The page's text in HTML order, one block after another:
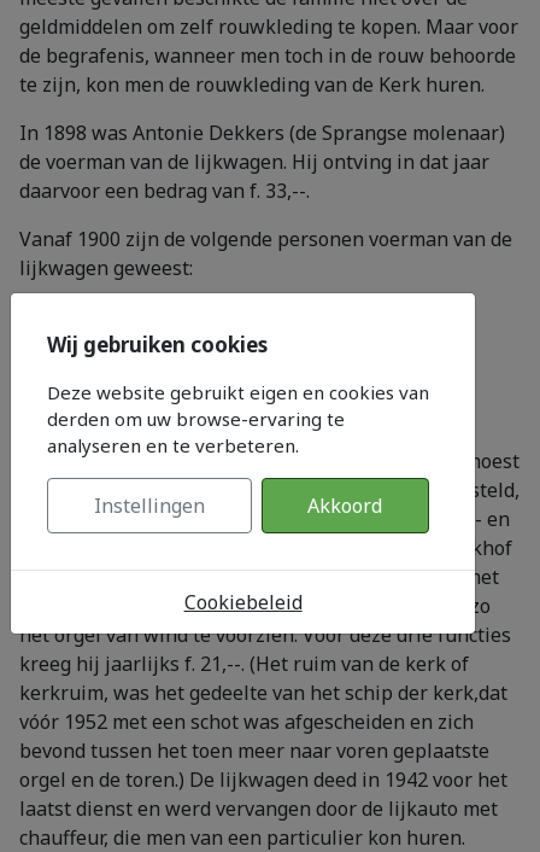
geldmiddelen om zelf rouwkleding te kopen. Maar voor
de begrafenis, wanneer men toch in de rouw behoorde
te zijn, kon men de rouwkleding van de Kerk huren.
In 1898 was Antonie Dekkers (de Sprangse molenaar)
de voerman van de lijkwagen. Hij ontving in dat jaar
daarvoor een bedrag van f. 33,--.
Vanaf 1900 zijn de volgende personen voerman van de
lijkwagen geweest:
2. Willem Klootwijk;
3. Dingeman Smits.
In 1898 was Maurits Vos de lijkwagenknecht. Hij moest
de lijkwagen, die in het ruim van de kerk stond gesteld,
schoonhouden en bij begrafenissen de wagen aan- en
aftuigen, en als kerkhofwaarder moest hij het kerkhof
schoonhouden. Tevens was hij nog orgeltrapper; met
de voeten bracht men lucht in de blaasbalgen om zo
het orgel van wind te voorzien. Voor deze drie functies
kreeg hij jaarlijks f. 21,--. (Het ruim van de kerk of
kerkruim, was het gedeelte van het schip der kerk,dat
vóór 1952 met een schot was afgescheiden en zich
bevond tussen het toen meer naar voren geplaatste
orgel en de toren.) De lijkwagen deed in 1942 voor het
laatst dienst en werd vervangen door de lijkauto met
chauffeur, die men van een particulier kon huren.
Wij gebruiken cookies
Deze website gebruikt eigen en cookies van
derden om uw browse-ervaring te
analyseren en te verbeteren.
Instellingen Akkoord
Cookiebeleid